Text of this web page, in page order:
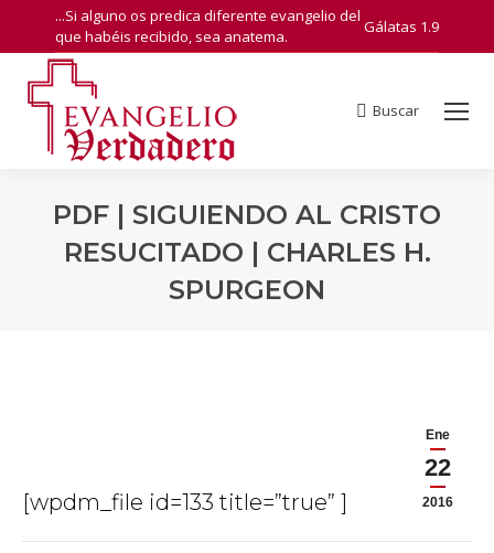
...Si alguno os predica diferente evangelio del
que habéis recibido, sea anatema.
Gálatas 1.9
Search:
Buscar
PDF | SIGUIENDO AL CRISTO
RESUCITADO | CHARLES H.
SPURGEON
Ene
22
2016
[wpdm_file id=133 title=”true” ]